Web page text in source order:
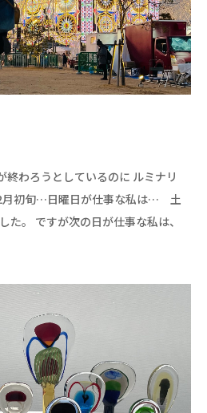
終わろうとしているのに ルミナリ
月初旬…日曜日が仕事な私は… 土
た。 ですが次の日が仕事な私は、